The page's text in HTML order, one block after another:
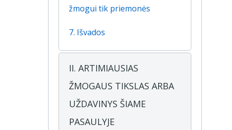
žmogui tik priemonės
7. Išvados
II. ARTIMIAUSIAS
ŽMOGAUS TIKSLAS ARBA
UŽDAVINYS ŠIAME
PASAULYJE